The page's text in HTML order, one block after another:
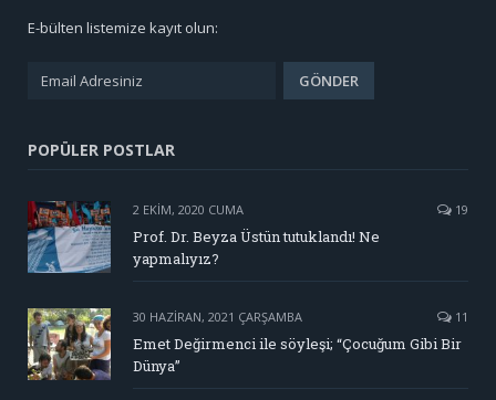
E-bülten listemize kayıt olun:
POPÜLER POSTLAR
2 EKIM, 2020 CUMA 19
Prof. Dr. Beyza Üstün tutuklandı! Ne
yapmalıyız?
30 HAZIRAN, 2021 ÇARŞAMBA 11
Emet Değirmenci ile söyleşi; “Çocuğum Gibi Bir
Dünya”